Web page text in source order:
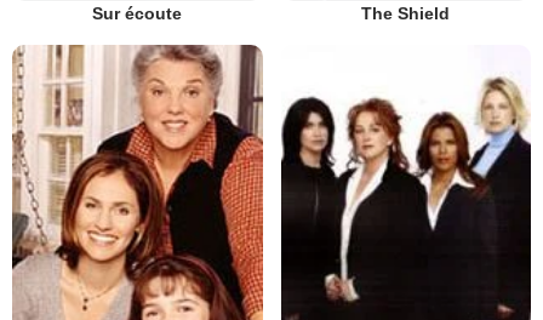
Sur écoute The Shield